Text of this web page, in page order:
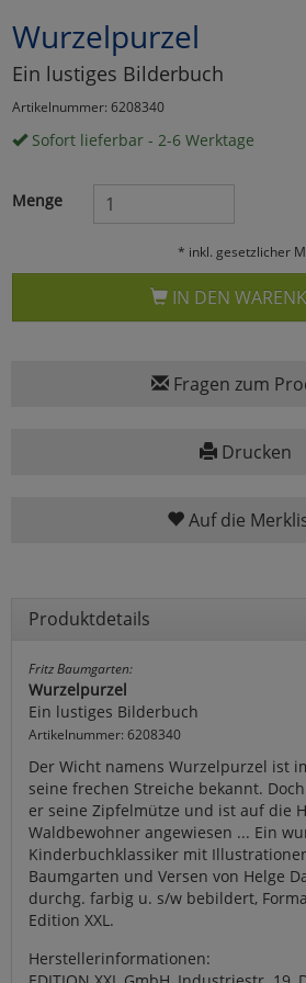
Wurzelpurzel
Ein lustiges Bilderbuch
Artikelnummer: 6208340
Sofort lieferbar - 2-6 Werktage
Menge
* inkl. gesetzlicher
IN DEN
Fragen zum
Drucken
Auf die
Produktdetails
Fritz Baumgarten:
Wurzelpurzel
Ein lustiges Bilderbuch
Artikelnummer: 6208340
Der Wicht namens Wurzelpurzel ist
seine frechen Streiche bekannt.
er seine Zipfelmütze und ist auf die
Waldbewohner angewiesen ... Ein
Kinderbuchklassiker mit
Baumgarten und Versen von Helge
durchg. farbig u. s/w bebildert,
Edition XXL.
Herstellerinformationen:
Marketing
Umfragetools
Cookies
Alle Akzeptieren
Cookies
zurückzu